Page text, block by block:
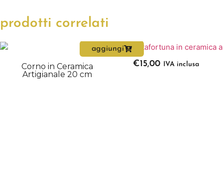
prodotti correlati
aggiungi
Corno in Ceramica
Artigianale 20 cm
€15,00 IVA inclusa